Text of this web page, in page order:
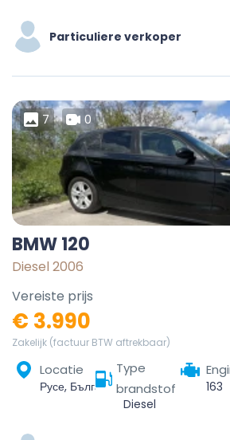
Particuliere verkoper
7 0
BMW 120
Diesel 2006
Vereiste prijs
€ 3.990
Zakelijk (factuur BTW aftrekbaar)
Locatie
Русе, България
Type
brandstof
Diesel
163